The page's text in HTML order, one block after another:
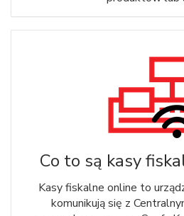
Co to są kasy
Kasy fiskalne online to
komunikują się z